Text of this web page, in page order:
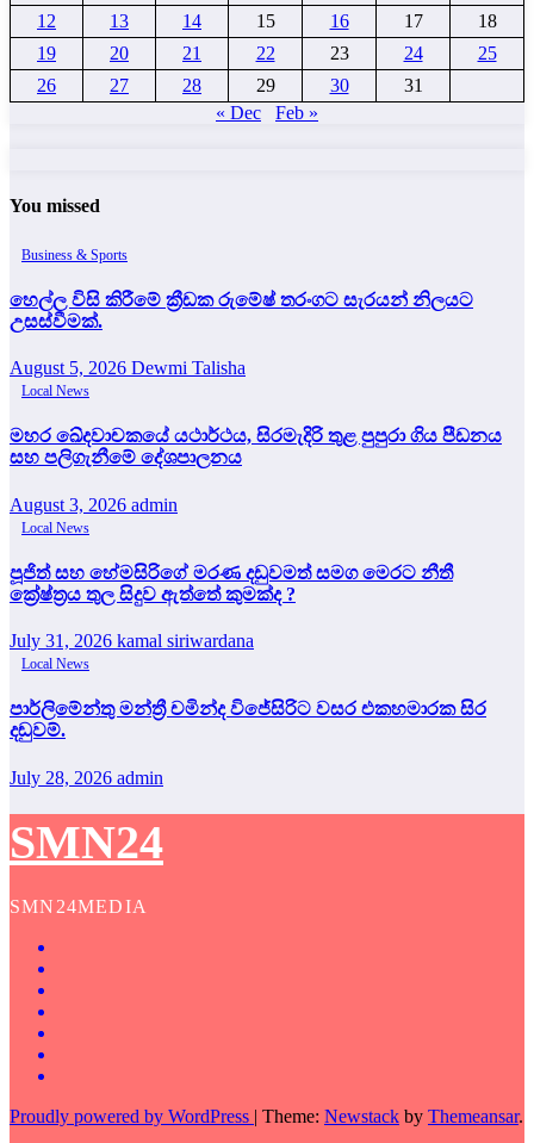
12
13 14 15 16 17
18
19
20 21 22 23 24
25
26
27 28 29 30
31
« Dec
Feb »
You missed
Business & Sports
හෙල්ල විසි කිරීමේ ක්‍රීඩක රුමේෂ් තරංගට සැරයන් නිලයට
උසස්වීමක්.
August 5, 2026 Dewmi Talisha
Local News
මහර ඛේදවාචකයේ යථාර්ථය, සිරමැදිරි තුළ පුපුරා ගිය පීඩනය
සහ පලිගැනීමේ දේශපාලනය
August 3, 2026 admin
Local News
පූජිත් සහ හේමසිරිගේ මරණ දඩුවමත් සමග මෙරට නීතී
ක්‍රේෂ්ත්‍රය තුල සිදුව ඇත්තේ කුමක්ද ?
July 31, 2026 kamal siriwardana
Local News
පාර්ලිමේන්තු මන්ත්‍රී චමින්ද විජේසිරිට වසර එකහමාරක සිර
දඬුවම්.
July 28, 2026 admin
SMN24
SMN24MEDIA
Proudly powered by WordPress | Theme: Newstack by Themeansar.